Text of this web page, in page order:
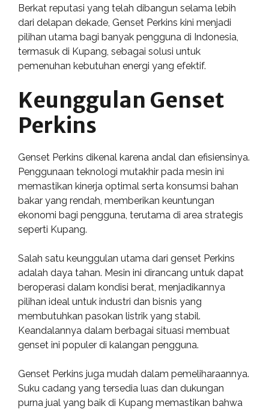
Berkat reputasi yang telah dibangun selama lebih
dari delapan dekade, Genset Perkins kini menjadi
pilihan utama bagi banyak pengguna di Indonesia,
termasuk di Kupang, sebagai solusi untuk
pemenuhan kebutuhan energi yang efektif.
Keunggulan Genset
Perkins
Genset Perkins dikenal karena andal dan efisiensinya.
Penggunaan teknologi mutakhir pada mesin ini
memastikan kinerja optimal serta konsumsi bahan
bakar yang rendah, memberikan keuntungan
ekonomi bagi pengguna, terutama di area strategis
seperti Kupang.
Salah satu keunggulan utama dari genset Perkins
adalah daya tahan. Mesin ini dirancang untuk dapat
beroperasi dalam kondisi berat, menjadikannya
pilihan ideal untuk industri dan bisnis yang
membutuhkan pasokan listrik yang stabil.
Keandalannya dalam berbagai situasi membuat
genset ini populer di kalangan pengguna.
Genset Perkins juga mudah dalam pemeliharaannya.
Suku cadang yang tersedia luas dan dukungan
purna jual yang baik di Kupang memastikan bahwa